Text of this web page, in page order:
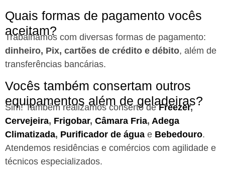
Quais formas de pagamento vocês
aceitam?
Trabalhamos com diversas formas de pagamento:
dinheiro, Pix, cartões de crédito e débito, além de
transferências bancárias.
Vocês também consertam outros
equipamentos além de geladeiras?
Sim! Também realizamos conserto deFreezer,
Cervejeira, Frigobar, Câmara Fria, Adega
Climatizada, Purificador de água e Bebedouro.
Atendemos residências e comércios com agilidade e
técnicos especializados.